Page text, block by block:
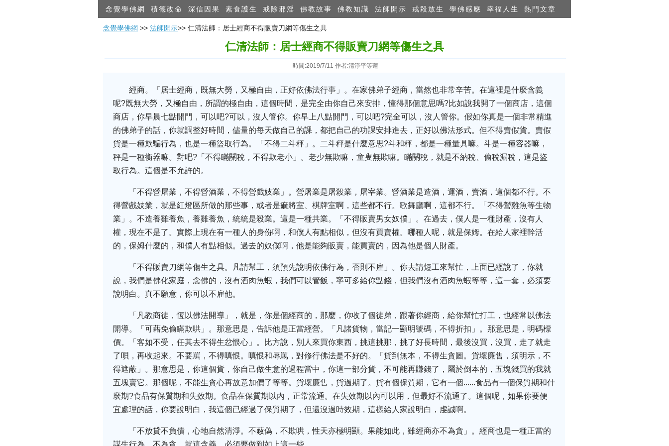
念覺學佛網 積德改命 深信因果 素食護生 戒除邪淫 佛教故事 佛教知識 法師開示 戒殺放生 學佛感應 幸福人生 熱門文章
念覺學佛網 >> 法師開示>> 仁清法師：居士經商不得販賣刀網等傷生之具
仁清法師：居士經商不得販賣刀網等傷生之具
時間:2019/7/11 作者:清淨平等蓮
經商。「居士經商，既無大勞，又極自由，正好依佛法行事」。在家佛弟子經商，當然也非常辛苦。在這裡是什麼含義
呢?既無大勞，又極自由，所謂的極自由，這個時間，是完全由你自己來安排，懂得那個意思嗎?比如說我開了一個商店，這個
商店，你早晨七點開門，可以吧?可以，沒人管你。你早上八點開門，可以吧?完全可以，沒人管你。假如你真是一個非常精進
的佛弟子的話，你就調整好時間，儘量的每天做自己的課，都把自己的功課安排進去，正好以佛法形式。但不得賣假貨。賣假
貨是一種欺騙行為，也是一種盜取行為。「不得二斗秤」。二斗秤是什麼意思?斗和秤，都是一種量具嘛。斗是一種容器嘛，
秤是一種衡器嘛。對吧?「不得瞞關稅，不得欺老小」。老少無欺嘛，童叟無欺嘛。瞞關稅，就是不納稅、偷稅漏稅，這是盜
取行為。這個是不允許的。
「不得營屠業，不得營酒業，不得營戲妓業」。營屠業是屠殺業，屠宰業。營酒業是造酒，運酒，賣酒，這個都不行。不
得營戲妓業，就是紅燈區所做的那些事，或者是痲將室、棋牌室啊，這些都不行。歌舞廳啊，這都不行。「不得營雞魚等生物
業」。不造養雞養魚，養雞養魚，統統是殺業。這是一種共業。「不得販賣男女奴僕」。在過去，僕人是一種財產，沒有人
權，現在不是了。實際上現在有一種人的身份啊，和僕人有點相似，但沒有買賣權。哪種人呢，就是保姆。在給人家裡幹活
的，保姆什麼的，和僕人有點相似。過去的奴僕啊，他是能夠販賣，能買賣的，因為他是個人財產。
「不得販賣刀網等傷生之具。凡請幫工，須預先說明依佛行為，否則不雇」。你去請短工來幫忙，上面已經說了，你就
說，我們是佛化家庭，念佛的，沒有酒肉魚蝦，我們可以管飯，寧可多給你點錢，但我們沒有酒肉魚蝦等等，這一套，必須要
說明白。真不願意，你可以不雇他。
「凡教商徒，恆以佛法開導」，就是，你是個經商的，那麼，你收了個徒弟，跟著你經商，給你幫忙打工，也經常以佛法
開導。「可藉免偷瞞欺哄」。那意思是，告訴他是正當經營。「凡諸貨物，當記一顯明號碼，不得折扣」。那意思是，明碼標
價。「客如不受，任其去不得生忿恨心」。比方說，別人來買你東西，挑這挑那，挑了好長時間，最後沒買，沒買，走了就走
了唄，再收起來。不要罵，不得嗔恨。嗔恨和辱罵，對修行佛法是不好的。「貨到無本，不得生貪圖。貨壞廉售，須明示，不
得遮蔽」。那意思是，你這個貨，你自己做生意的過程當中，你這一部分貨，不可能再賺錢了，屬於倒本的，五塊錢買的我就
五塊賣它。那個呢，不能生貪心再故意加價了等等。貨壞廉售，貨過期了。貨有個保質期，它有一個......食品有一個保質期和什
麼期?食品有保質期和失效期。食品在保質期以內，正常流通。在失效期以內可以用，但最好不流通了。這個呢，如果你要便
宜處理的話，你要說明白，我這個已經過了保質期了，但還沒過時效期，這樣給人家說明白，虔誠啊。
「不放貸不負債，心地自然清淨。不蔽偽，不欺哄，性天亦極明顯。果能如此，雖經商亦不為貪」。經商也是一種正當的
謀生行為。不為貪，就這含義。必須要做到如上這一些。